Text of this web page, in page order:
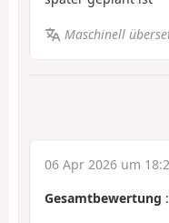
Maschinell
06 Apr 2026 um
Gesamtbewertung :